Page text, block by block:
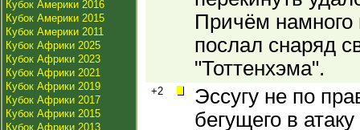
Кубок Америки 2016
Кубок Америки 2015
Кубок Америки 2011
Кубок Африки 2025
Кубок Африки 2023
Кубок Африки 2021
Кубок Африки 2019
Кубок Африки 2017
Кубок Африки 2015
Кубок Африки 2013
Причём
послал снаряд
"Тоттенхэма".
+2
Эссугу не по
бегущего в